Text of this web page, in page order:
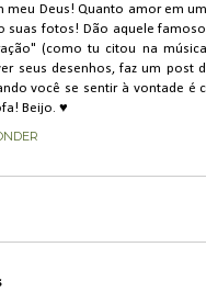
meu Deus! Quanto amor em
suas fotos! Dão aquele
(como tu citou na
seus desenhos, faz um post
você se sentir à vontade é
Beijo. ♥